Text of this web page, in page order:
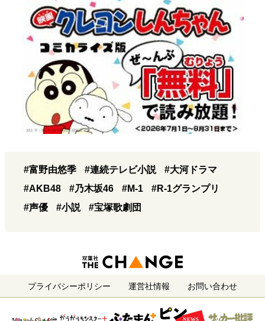
#富野由悠季 #連続テレビ小説
#大河ドラマ
#AKB48
#乃木坂46 #M-1
#R-1グランプリ
#声優
#小説 #宝塚歌劇団
プライバシーポリシー 運営社情報 お問い合わせ